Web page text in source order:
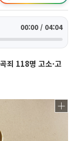
00:00 / 04:04
죄 118명 고소·고